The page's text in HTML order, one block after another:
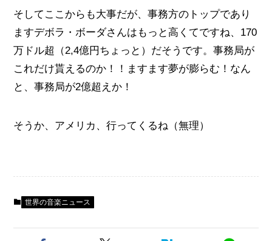
そしてここからも大事だが、事務方のトップであり
ますデボラ・ボーダさんはもっと高くてですね、170
万ドル超（2,4億円ちょっと）だそうです。事務局が
これだけ貰えるのか！！ますます夢が膨らむ！なん
と、事務局が2億超えか！
そうか、アメリカ、行ってくるね（無理）
世界の音楽ニュース